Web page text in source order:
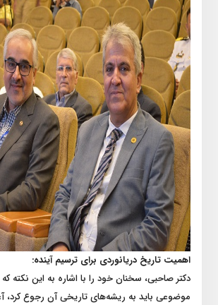
اهمیت تاریخ دریانوردی برای ترسیم آینده:
دکتر صاحبی، سخنان خود را با اشاره به این نکته
موضوعی باید به ریشه‌های تاریخی آن رجوع کرد،